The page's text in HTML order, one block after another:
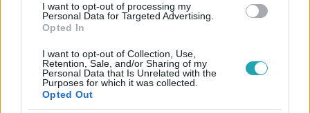
I want to opt-out of processing my
Personal Data for Targeted Advertising.
Opted In
I want to opt-out of Collection, Use,
Retention, Sale, and/or Sharing of my
Personal Data that Is Unrelated with the
Purposes for which it was collected.
Opted Out
GRATZL KEVIN #VIDEÓ #6. ÉVAD